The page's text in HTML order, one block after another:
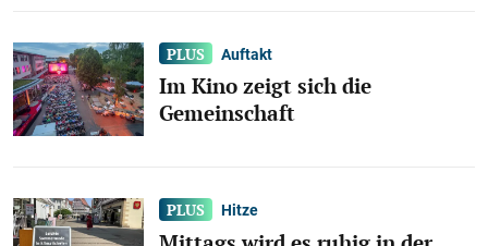
Auftakt
Im Kino zeigt sich die
Gemeinschaft
Hitze